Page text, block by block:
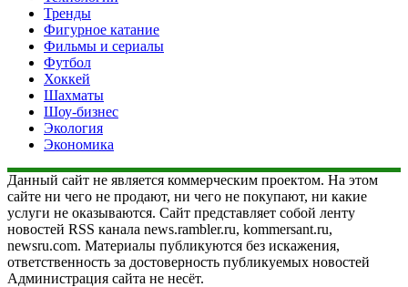
Тренды
Фигурное катание
Фильмы и сериалы
Футбол
Хоккей
Шахматы
Шоу-бизнес
Экология
Экономика
Данный сайт не является коммерческим проектом. На этом
сайте ни чего не продают, ни чего не покупают, ни какие
услуги не оказываются. Сайт представляет собой ленту
новостей RSS канала news.rambler.ru, kommersant.ru,
newsru.com. Материалы публикуются без искажения,
ответственность за достоверность публикуемых новостей
Администрация сайта не несёт.